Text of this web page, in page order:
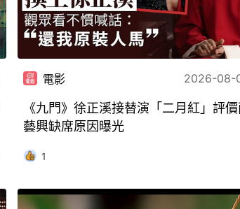
電影 2026-08-
《九門》徐正溪接替演「二月紅」評
藝興缺席原因曝光
1